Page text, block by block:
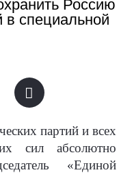
Россию
специальной
партий и всех
сил абсолютно
«Единой